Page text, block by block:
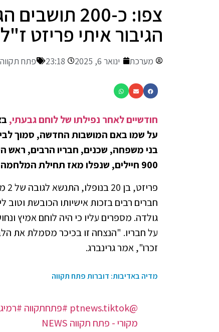
צפו: כ-200
הגיבור איתי פריזט
מערכת ינואר 6, 2025 23:18 פתח
חודשיים לאחר נפילתו של לוחם גבעתי,
על שמו באם המושבות החדשה, סמוך לבית
בני משפחה, שכנים, חבריו הרבים, ראש
900 חיילים, שנפלו מאז תחילת המלחמה ב-7 באוקטובר 2023.
חברים רבים בזכות אישיותו הכובשת וטוב
גולדה. מספרים עליו כי היה לוחם אמיץ
על חבריו. "הנצחה זו בכיכר מסמלת את
זכרו", אמר גרינברג.
מדיה באדיבות: דוברות פתח תקווה
@ptnews.tiktok #פתחתקווה
מקורי - פתח תקווה NEWS